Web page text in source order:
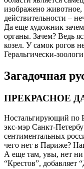
изображено
действительности –
Да еще художник
органы. Зачем? Ведь
козел. У самок рогов
Геральгически-
Загадочная
ПРЕКРАСНОЕ
Ностальгирующий по
экс-мэр Санкт-
сентиментальных
чего нет в Париже?
А еще там, увы, нет
“Крестов”, добавляет